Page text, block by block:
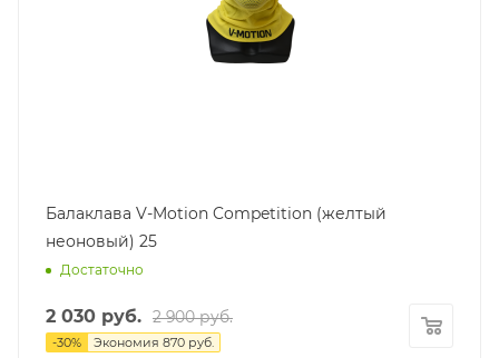
Балаклава V-Motion Competition (желтый
неоновый) 25
Достаточно
2 030 руб. 2 900руб.
-30% Экономия 870 руб.